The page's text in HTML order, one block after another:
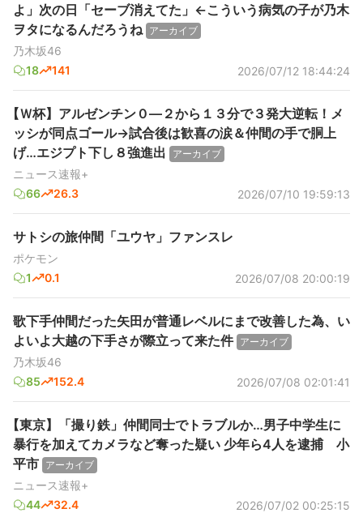
よ」次の日「セーブ消えてた」←こういう病気の子が乃木
ヲタになるんだろうね アーカイブ
乃木坂46
18
141 2026/07/12 18:44:24
【Ｗ杯】アルゼンチン０―２から１３分で３発大逆転！メ
ッシが同点ゴール→試合後は歓喜の涙＆仲間の手で胴上
げ…エジプト下し８強進出
アーカイブ
ニュース速報+
66
26.3 2026/07/10 19:59:13
サトシの旅仲間「ユウヤ」ファンスレ
ポケモン
1
0.1 2026/07/08 20:00:19
歌下手仲間だった矢田が普通レベルにまで改善した為、い
よいよ大越の下手さが際立って来た件 アーカイブ
乃木坂46
85
152.4 2026/07/08 02:01:41
【東京】「撮り鉄」仲間同士でトラブルか…男子中学生に
暴行を加えてカメラなど奪った疑い 少年ら4人を逮捕 小
平市 アーカイブ
ニュース速報+
44
32.4 2026/07/02 00:25:15